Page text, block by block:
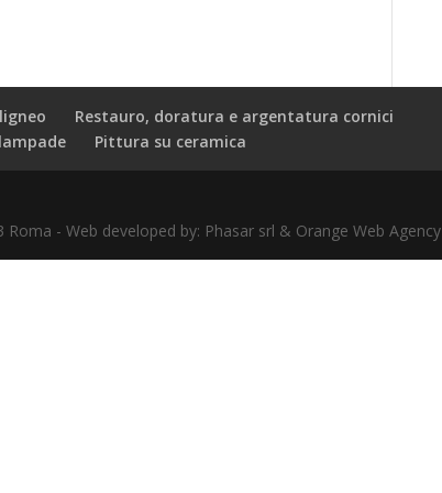
Restauro, doratura e argentatura cornici
Pittura su ceramica
- Web developed by: Phasar srl & Orange Web Agency